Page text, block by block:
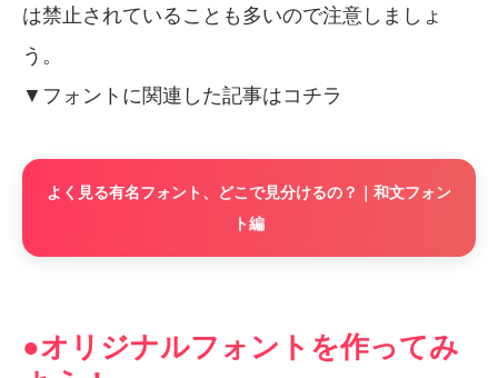
は禁止されていることも多いので注意しましょ
う。
▼フォントに関連した記事はコチラ
よく見る有名フォント、どこで見分けるの？｜和文フォン
ト編
●オリジナルフォントを作ってみ